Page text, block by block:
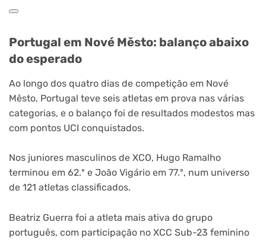
Portugal em Nové Město: balanço abaixo
do esperado
Ao longo dos quatro dias de competição em Nové
Město, Portugal teve seis atletas em prova nas várias
categorias, e o balanço foi de resultados modestos mas
com pontos UCI conquistados.
Nos juniores masculinos de XCO, Hugo Ramalho
terminou em 62.º e João Vigário em 77.º, num universo
de 121 atletas classificados.
Beatriz Guerra foi a atleta mais ativa do grupo
português, com participação no XCC Sub-23 feminino